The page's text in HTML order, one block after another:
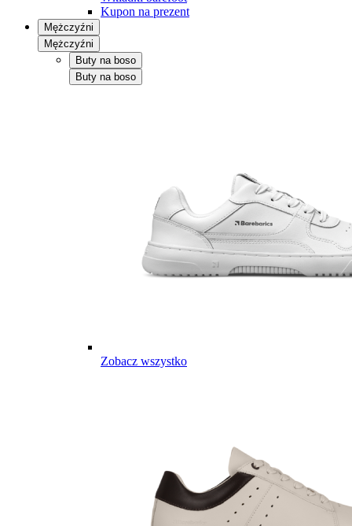
Kupon na prezent
Mężczyźni
Mężczyźni
Buty na boso
Buty na boso
Zobacz wszystko